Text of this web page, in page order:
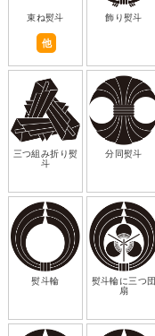
束ね熨斗
他
飾り熨斗
三つ組み折り熨
斗
分同熨斗
熨斗輪
熨斗輪に三つ団
扇